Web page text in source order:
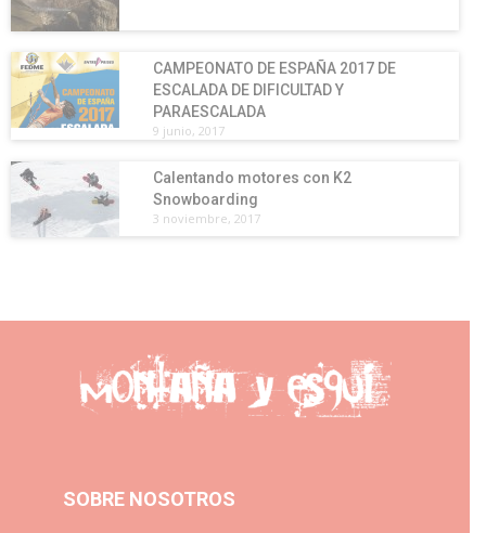
CAMPEONATO DE ESPAÑA 2017 DE
ESCALADA DE DIFICULTAD Y
PARAESCALADA
9 junio, 2017
Calentando motores con K2
Snowboarding
3 noviembre, 2017
SOBRE NOSOTROS